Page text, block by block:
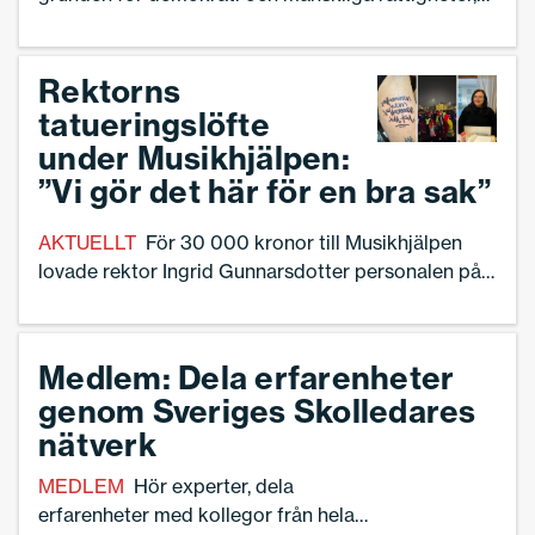
grunden blir”, skriver Anette Bergmasth,
förskolerektor.
Rektorns
tatueringslöfte
under Musikhjälpen:
”Vi gör det här för en bra sak”
AKTUELLT För 30 000 kronor till Musikhjälpen
lovade rektor Ingrid Gunnarsdotter personalen på
Medlem: Dela erfarenheter
genom Sveriges Skolledares
nätverk
MEDLEM Hör experter, dela
erfarenheter med kollegor från hela